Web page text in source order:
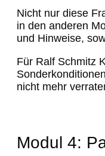
Nicht nur diese
in den anderen
und Hinweise,
Für Ralf Schmitz
nicht mehr
Modul 4: